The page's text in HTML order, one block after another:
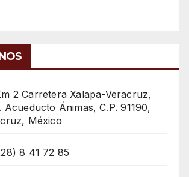
2 Carretera Xalapa-Veracruz,
Acueducto Ánimas, C.P. 91190,
México
8 41 72 85